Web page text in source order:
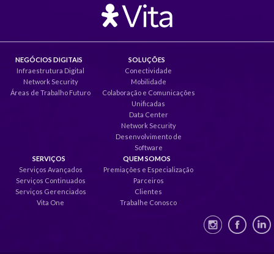
NEGÓCIOS DIGITAIS
Infraestrutura Digital
Network Security
Áreas de Trabalho Futuro
SOLUÇÕES
Conectividade
Mobilidade
Colaboração e Comunicações
Unificadas
Data Center
Network Security
Desenvolvimento de
Software
SERVIÇOS
Serviços Avançados
Serviços Continuados
Serviços Gerenciados
Vita One
QUEM SOMOS
Premiações e Especialização
Parceiros
Clientes
Trabalhe Conosco